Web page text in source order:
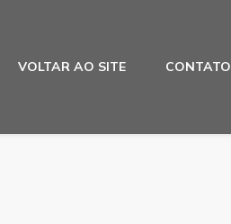
VOLTAR AO SITE CONTATO